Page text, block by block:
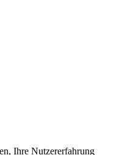
Ihre Nutzererfahrung